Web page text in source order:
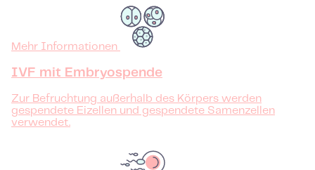
Mehr Informationen
IVF mit Embryospende
Zur Befruchtung außerhalb des Körpers werden
gespendete Eizellen und gespendete Samenzellen
verwendet.